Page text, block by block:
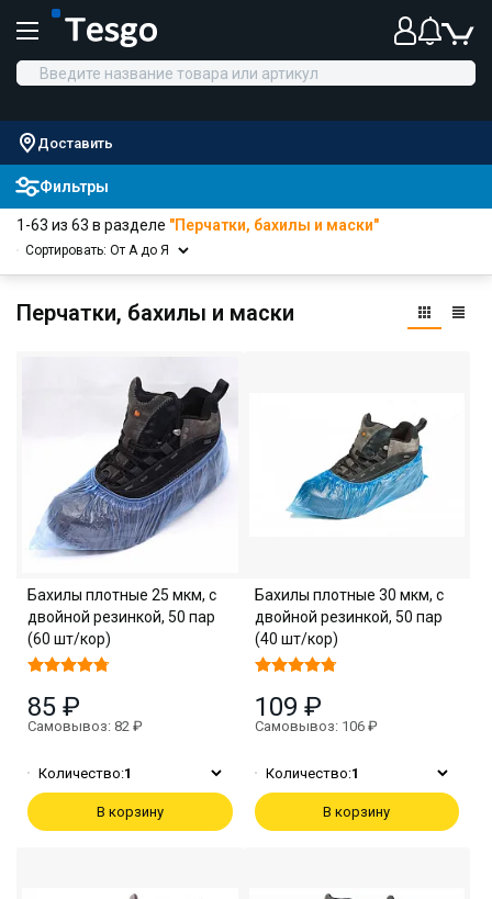
Доставить
Фильтры
1-63 из 63 в разделе "Перчатки, бахилы и маски"
Сортировать: От А до Я
Перчатки, бахилы и маски
Бахилы плотные 25 мкм, с
двойной резинкой, 50 пар
(60 шт/кор)
85 ₽
Самовывоз: 82 ₽
Количество:1
В корзину
Бахилы плотные 30 мкм, с
двойной резинкой, 50 пар
(40 шт/кор)
109 ₽
Самовывоз: 106 ₽
Количество:1
В корзину